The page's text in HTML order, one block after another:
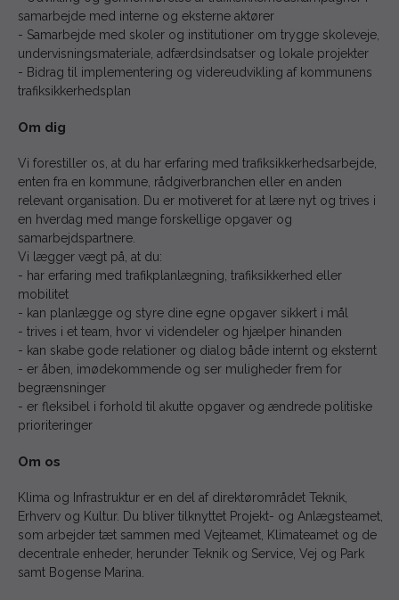
samarbejde med interne og eksterne aktører
- Samarbejde med skoler og institutioner om trygge skoleveje,
undervisningsmateriale, adfærdsindsatser og lokale projekter
- Bidrag til implementering og videreudvikling af kommunens
trafiksikkerhedsplan
Om dig
Vi forestiller os, at du har erfaring med trafiksikkerhedsarbejde,
enten fra en kommune, rådgiverbranchen eller en anden
relevant organisation. Du er motiveret for at lære nyt og trives i
en hverdag med mange forskellige opgaver og
samarbejdspartnere.
Vi lægger vægt på, at du:
- har erfaring med trafikplanlægning, trafiksikkerhed eller
mobilitet
- kan planlægge og styre dine egne opgaver sikkert i mål
- trives i et team, hvor vi videndeler og hjælper hinanden
- kan skabe gode relationer og dialog både internt og eksternt
- er åben, imødekommende og ser muligheder frem for
begrænsninger
- er fleksibel i forhold til akutte opgaver og ændrede politiske
prioriteringer
Om os
Klima og Infrastruktur er en del af direktørområdet Teknik,
Erhverv og Kultur. Du bliver tilknyttet Projekt- og Anlægsteamet,
som arbejder tæt sammen med Vejteamet, Klimateamet og de
decentrale enheder, herunder Teknik og Service, Vej og Park
samt Bogense Marina.